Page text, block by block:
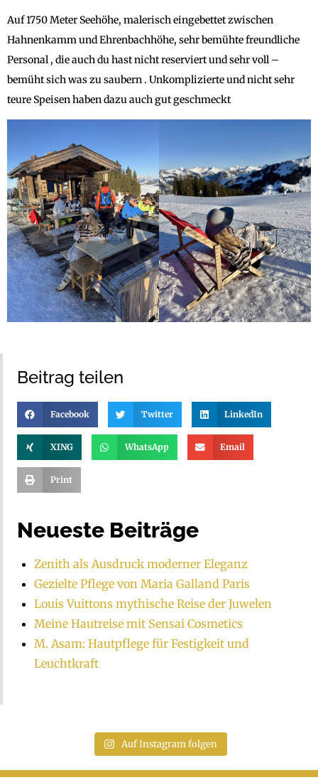
Auf 1750 Meter Seehöhe, malerisch eingebettet zwischen
Hahnenkamm und Ehrenbachhöhe, sehr bemühte freundliche
Personal , die auch du hast nicht reserviert und sehr voll –
bemüht sich was zu saubern . Unkomplizierte und nicht sehr
teure Speisen haben dazu auch gut geschmeckt
Beitrag teilen
Facebook Twitter LinkedIn
XING WhatsApp Email
Print
Neueste Beiträge
Zenith als Ausdruck moderner Eleganz
Gezielte Pflege von Maria Galland Paris
Louis Vuittons mythische Reise der Juwelen
Meine Hautreise mit Sensai Cosmetics
M. Asam: Hautpflege für Festigkeit und
Leuchtkraft
Auf Instagram folgen